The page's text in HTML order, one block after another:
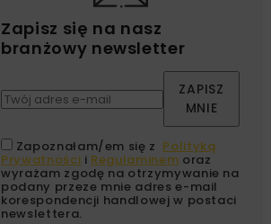
Zapisz się na nasz
branżowy newsletter
ZAPISZ
MNIE
Zapoznałam/em się z Polityką
Prywatności i Regulaminem oraz
wyrażam zgodę na otrzymywanie na
podany przeze mnie adres e-mail
korespondencji handlowej w postaci
newslettera.